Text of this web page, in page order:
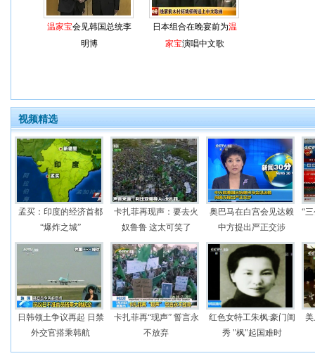
温家宝会见韩国总统李
明博
日本组合在晚宴前为温
家宝演唱中文歌
视频精选
孟买：印度的经济首都
“爆炸之城”
卡扎菲再现声：要去火
奴鲁鲁 这太可笑了
奥巴马在白宫会见达赖
中方提出严正交涉
“
日韩领土争议再起 日禁
外交官搭乘韩航
卡扎菲再“现声” 誓言永
不放弃
红色女特工朱枫:豪门闺
秀 "枫"起国难时
美